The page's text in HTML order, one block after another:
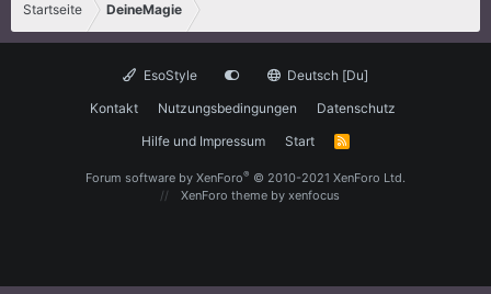
Startseite DeineMagie
EsoStyle
Deutsch [Du]
Kontakt
Nutzungsbedingungen
Datenschutz
Hilfe und Impressum
Start
R
Forum software by XenForo® © 2010-2021 XenForo Ltd.
XenForo theme by xenfocus